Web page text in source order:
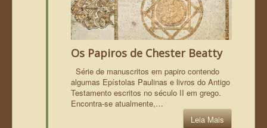
Os Papiros de Chester Beatty
Série de manuscritos em papiro contendo
algumas Epístolas Paulinas e livros do Antigo
Testamento escritos no século II em grego.
Encontra-se atualmente,…
Leia Mais